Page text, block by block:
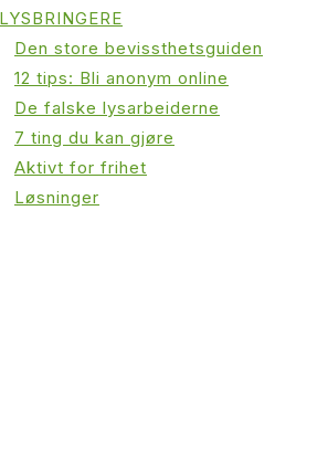
Den store bevissthetsguiden
12 tips: Bli anonym online
De falske lysarbeiderne
7 ting du kan gjøre
Aktivt for frihet
Løsninger